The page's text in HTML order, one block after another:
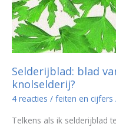
Selderijblad: blad
knolselderij?
4 reacties / feiten en cijfers
Telkens als ik selderijblad